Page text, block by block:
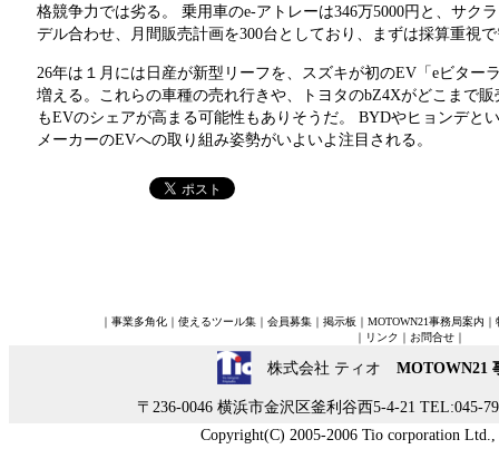
格競争力では劣る。 乗用車のe-アトレーは346万5000円と、サク
デル合わせ、月間販売計画を300台としており、まずは採算重視
26年は１月には日産が新型リーフを、スズキが初のEV「eビター
増える。これらの車種の売れ行きや、トヨタのbZ4Xがどこまで
もEVのシェアが高まる可能性もありそうだ。 BYDやヒョンデと
メーカーのEVへの取り組み姿勢がいよいよ注目される。
｜ 事業多角化 ｜ 使えるツール集 ｜ 会員募集 ｜ 掲示板 ｜ MOTOWN21事務局案内 ｜
｜ リンク ｜ お問合せ｜
株式会社 ティオ MOTOWN21
〒236-0046 横浜市金沢区釜利谷西5-4-21 TEL:045-
Copyright(C) 2005-2006 Tio corporation